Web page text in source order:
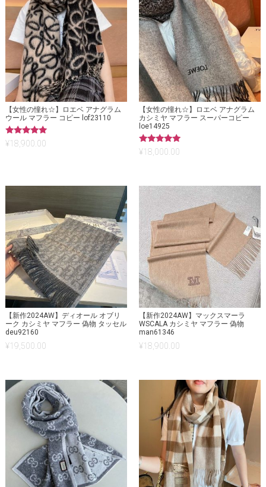
【女性の憧れ☆】ロエベ アナグラム
ウール マフラー コピー lof23110
5段階中
5.00
¥18,900.00
【女性の憧れ☆】ロエベ アナグラム
カシミヤ マフラー スーパーコピー
loe14925
5段階中
5.00
¥18,000.00
【新作2024AW】ディオール オブリ
ーク カシミヤ マフラー 偽物 タッセル
deu92160
¥19,500.00
【新作2024AW】マックスマーラ
WSCALA カシミヤ マフラー 偽物
man61346
¥18,900.00